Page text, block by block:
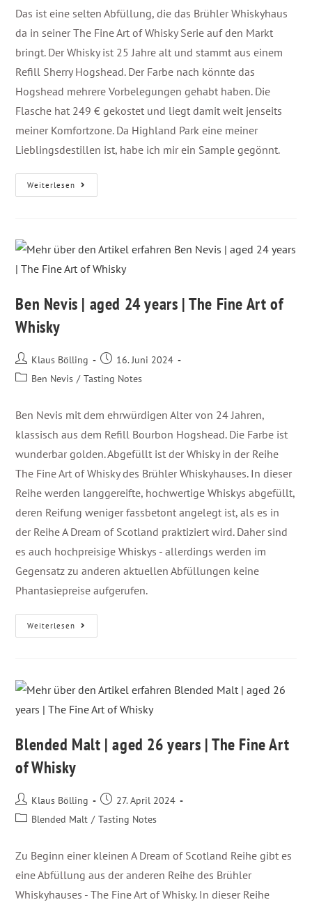
Das ist eine selten Abfüllung, die das Brühler Whiskyhaus
da in seiner The Fine Art of Whisky Serie auf den Markt
bringt. Der Whisky ist 25 Jahre alt und stammt aus einem
Refill Sherry Hogshead. Der Farbe nach könnte das
Hogshead mehrere Vorbelegungen gehabt haben. Die
Flasche hat 249 € gekostet und liegt damit weit jenseits
meiner Komfortzone. Da Highland Park eine meiner
Lieblingsdestillen ist, habe ich mir ein Sample gegönnt.
Weiterlesen
Ben Nevis | aged 24 years | The Fine Art of
Whisky
Klaus Bölling
16. Juni 2024
Ben Nevis / Tasting Notes
Ben Nevis mit dem ehrwürdigen Alter von 24 Jahren,
klassisch aus dem Refill Bourbon Hogshead. Die Farbe ist
wunderbar golden. Abgefüllt ist der Whisky in der Reihe
The Fine Art of Whisky des Brühler Whiskyhauses. In dieser
Reihe werden langgereifte, hochwertige Whiskys abgefüllt,
deren Reifung weniger fassbetont angelegt ist, als es in
der Reihe A Dream of Scotland praktiziert wird. Daher sind
es auch hochpreisige Whiskys - allerdings werden im
Gegensatz zu anderen aktuellen Abfüllungen keine
Phantasiepreise aufgerufen.
Weiterlesen
Blended Malt | aged 26 years | The Fine Art
of Whisky
Klaus Bölling
27. April 2024
Blended Malt / Tasting Notes
Zu Beginn einer kleinen A Dream of Scotland Reihe gibt es
eine Abfüllung aus der anderen Reihe des Brühler
Whiskyhauses - The Fine Art of Whisky. In dieser Reihe